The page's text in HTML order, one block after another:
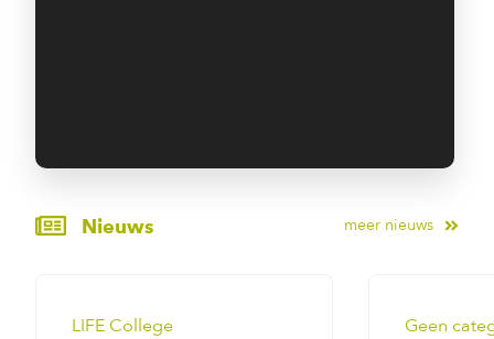
Nieuws meer nieuws
LIFE College Geen